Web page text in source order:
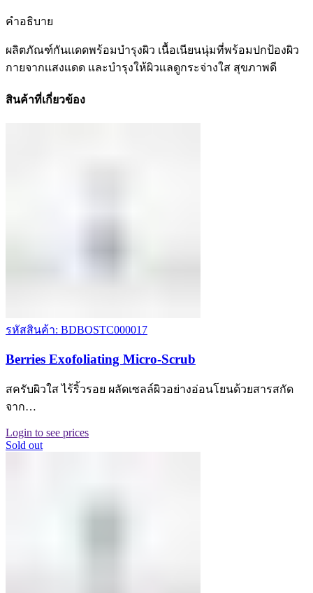
คำอธิบาย
ผลิตภัณฑ์กันเเดดพร้อมบำรุงผิว เนื้อเนียนนุ่มที่พร้อมปกป้องผิว
กายจากเเสงเเดด เเละบำรุงให้ผิวเเลดูกระจ่างใส สุขภาพดี
สินค้าที่เกี่ยวข้อง
รหัสสินค้า: BDBOSTC000017
Berries Exofoliating Micro-Scrub
สครับผิวใส ไร้ริ้วรอย ผลัดเซลล์ผิวอย่างอ่อนโยนด้วยสารสกัด
จาก…
Login to see prices
Sold out